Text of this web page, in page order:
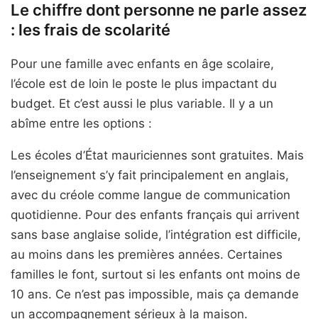
Le chiffre dont personne ne parle assez
: les frais de scolarité
Pour une famille avec enfants en âge scolaire,
l’école est de loin le poste le plus impactant du
budget. Et c’est aussi le plus variable. Il y a un
abîme entre les options :
Les écoles d’État mauriciennes sont gratuites. Mais
l’enseignement s’y fait principalement en anglais,
avec du créole comme langue de communication
quotidienne. Pour des enfants français qui arrivent
sans base anglaise solide, l’intégration est difficile,
au moins dans les premières années. Certaines
familles le font, surtout si les enfants ont moins de
10 ans. Ce n’est pas impossible, mais ça demande
un accompagnement sérieux à la maison.